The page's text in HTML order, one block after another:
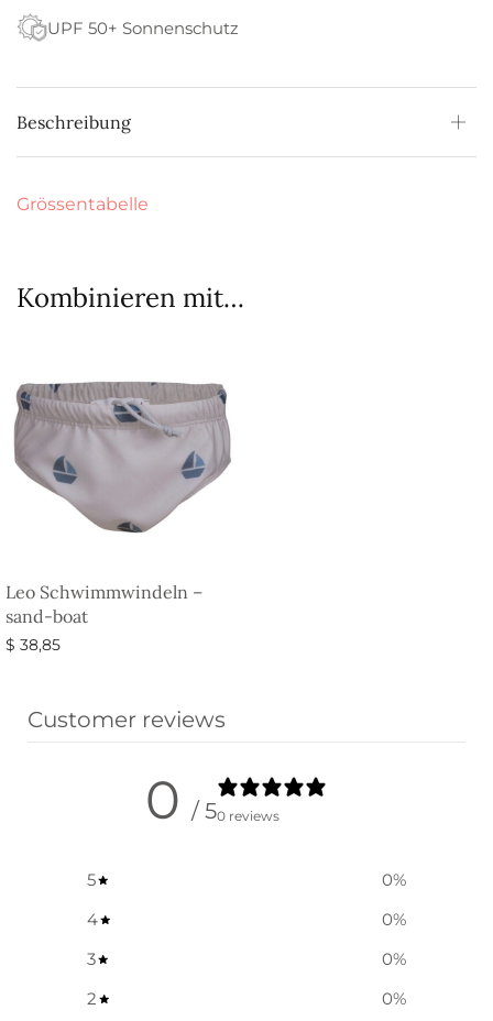
UPF 50+ Sonnenschutz
Beschreibung
Grössentabelle
Kombinieren mit…
Leo Schwimmwindeln –
sand-boat
$ 38,85
Customer reviews
0 / 50 reviews
5 0%
4
0%
3
0%
2
0%